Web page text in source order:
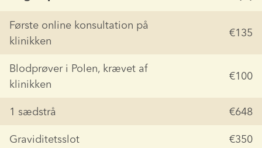
Første online konsultation på
klinikken
€135
Blodprøver i Polen, krævet af
klinikken
€100
1 sædstrå €648
Graviditetsslot €350